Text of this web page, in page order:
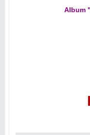
Album